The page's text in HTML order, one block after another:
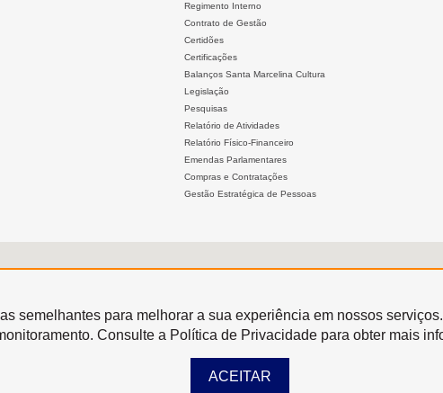
Regimento Interno
Contrato de Gestão
Certidões
Certificações
Balanços Santa Marcelina Cultura
Legislação
Pesquisas
Relatório de Atividades
Relatório Físico-Financeiro
Emendas Parlamentares
Compras e Contratações
Gestão Estratégica de Pessoas
semelhantes para melhorar a sua experiência em nossos
Consulte a Política de Privacidade para obter mais
ACEITAR